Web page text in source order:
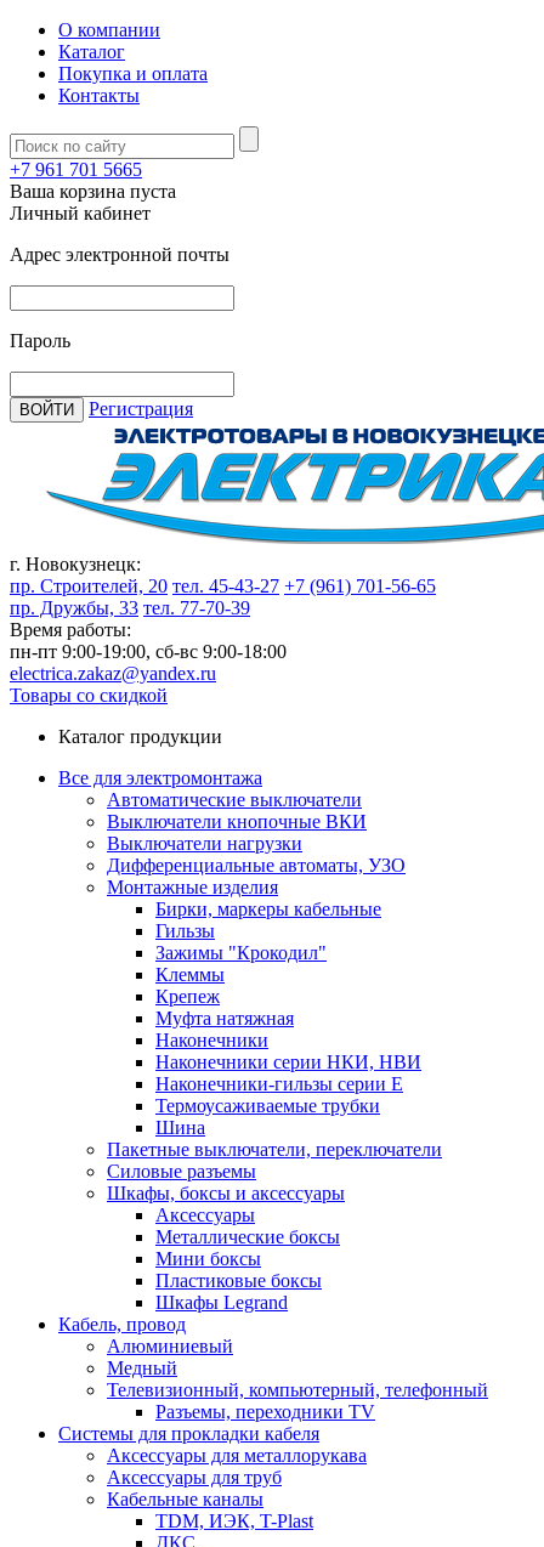
О компании
Каталог
Покупка и оплата
Контакты
+7 961 701 5665
Ваша корзина пуста
Личный кабинет
Адрес электронной почты
Пароль
ВОЙТИ Регистрация
г. Новокузнецк:
пр. Строителей, 20 тел. 45-43-27 +7 (961) 701-56-65
пр. Дружбы, 33 тел. 77-70-39
Время работы:
пн-пт 9:00-19:00, сб-вс 9:00-18:00
electrica.zakaz@yandex.ru
Товары со скидкой
Каталог продукции
Все для электромонтажа
Автоматические выключатели
Выключатели кнопочные ВКИ
Выключатели нагрузки
Дифференциальные автоматы, УЗО
Монтажные изделия
Бирки, маркеры кабельные
Гильзы
Зажимы "Крокодил"
Клеммы
Крепеж
Муфта натяжная
Наконечники
Наконечники серии НКИ, НВИ
Наконечники-гильзы серии Е
Термоусаживаемые трубки
Шина
Пакетные выключатели, переключатели
Силовые разъемы
Шкафы, боксы и аксессуары
Аксессуары
Металлические боксы
Мини боксы
Пластиковые боксы
Шкафы Legrand
Кабель, провод
Алюминиевый
Медный
Телевизионный, компьютерный, телефонный
Разъемы, переходники TV
Системы для прокладки кабеля
Аксессуары для металлорукава
Аксессуары для труб
Кабельные каналы
TDM, ИЭК, T-Plast
ДКС